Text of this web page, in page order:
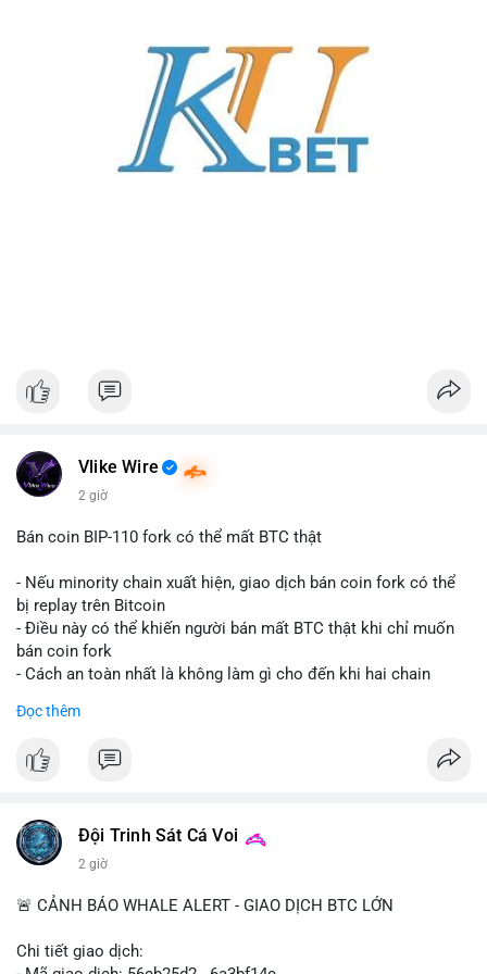
Vlike Wire
2 giờ
Bán coin BIP-110 fork có thể mất BTC thật
- Nếu minority chain xuất hiện, giao dịch bán coin fork có thể
bị replay trên Bitcoin
- Điều này có thể khiến người bán mất BTC thật khi chỉ muốn
bán coin fork
- Cách an toàn nhất là không làm gì cho đến khi hai chain
-#binancesquare
$btc
📰 Nguồn: CoinDesk
Đọc thêm
Đội Trinh Sát Cá Voi
2 giờ
🚨 CẢNH BÁO WHALE ALERT - GIAO DỊCH BTC LỚN
Chi tiết giao dịch: